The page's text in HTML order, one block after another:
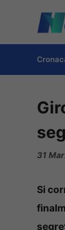
contenuto
31
Si